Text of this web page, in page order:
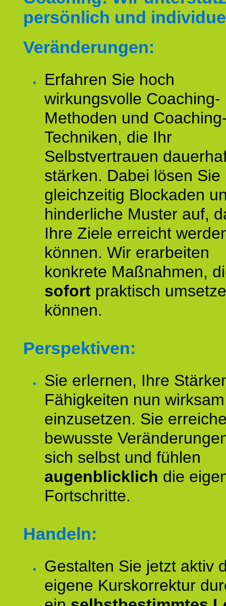
persönlich und
Veränderungen:
Erfahren Sie hoch
wirkungsvolle Coaching-
Methoden und
Techniken, die Ihr
Selbstvertrauen
stärken. Dabei lösen Sie
gleichzeitig Blockaden
hinderliche Muster auf,
Ihre Ziele erreicht
können. Wir erarbeiten
konkrete Maßnahmen,
sofort praktisch
können.
Perspektiven:
Sie erlernen, Ihre
Fähigkeiten nun wirksam
einzusetzen. Sie
bewusste
sich selbst und fühlen
augenblicklich die
Fortschritte.
Handeln:
Gestalten Sie jetzt aktiv
eigene Kurskorrektur